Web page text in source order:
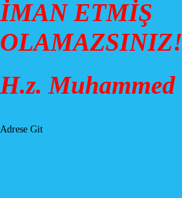
İMAN ETMİŞ
OLAMAZSINIZ!
H.z. Muhammed
Adrese Git